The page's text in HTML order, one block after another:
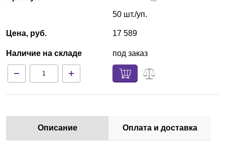
Цена, руб.
Наличие на складе
50 шт./уп.
17 589
под заказ
Описание Оплата и доставка